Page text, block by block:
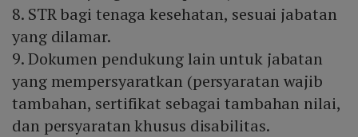
8. STR bagi tenaga kesehatan, sesuai jabatan
yang dilamar.
9. Dokumen pendukung lain untuk jabatan
yang mempersyaratkan (persyaratan wajib
tambahan, sertifikat sebagai tambahan nilai,
dan persyaratan khusus disabilitas.